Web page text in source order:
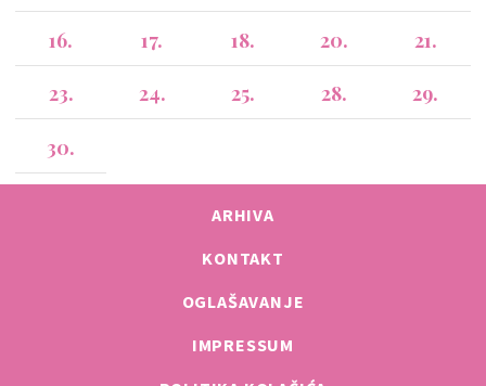
16. 17. 18. 20. 21.
23. 24. 25. 28. 29.
30.
ARHIVA
KONTAKT
OGLAŠAVANJE
IMPRESSUM